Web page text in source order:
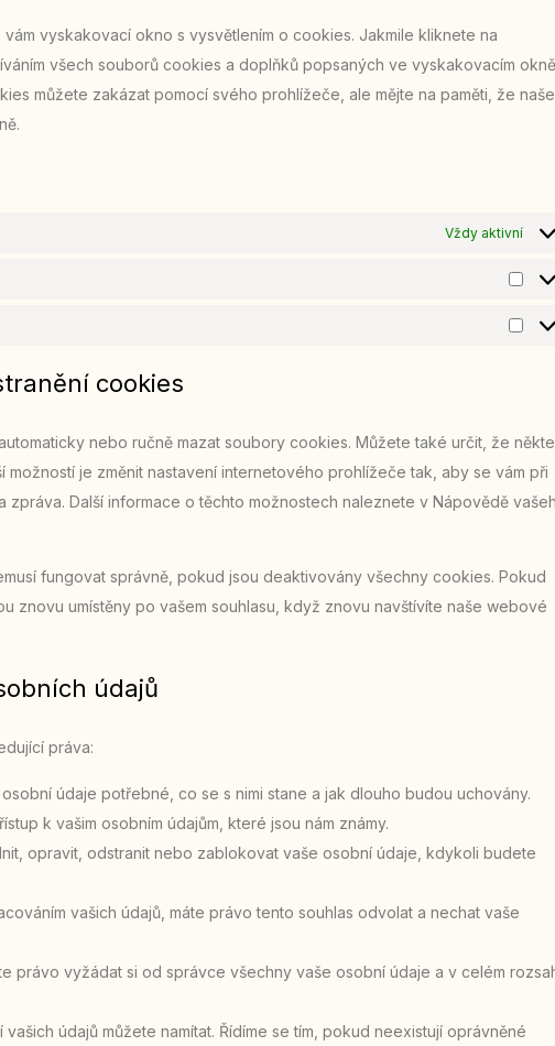
vyskakovací okno s vysvětlením o cookies. Jakmile kliknete na
všech souborů cookies a doplňků popsaných ve vyskakovacím
můžete zakázat pomocí svého prohlížeče, ale mějte na paměti, že naše
Vždy aktivní
cookies
nebo ručně mazat soubory cookies. Můžete také určit, že
možností je změnit nastavení internetového prohlížeče tak, aby se vám při
Další informace o těchto možnostech naleznete v Nápovědě
fungovat správně, pokud jsou deaktivovány všechny cookies. Pokud
znovu umístěny po vašem souhlasu, když znovu navštívíte naše webové
údajů
práva:
údaje potřebné, co se s nimi stane a jak dlouho budou uchovány.
k vašim osobním údajům, které jsou nám známy.
opravit, odstranit nebo zablokovat vaše osobní údaje, kdykoli budete
vašich údajů, máte právo tento souhlas odvolat a nechat vaše
právo vyžádat si od správce všechny vaše osobní údaje a v celém
údajů můžete namítat. Řídíme se tím, pokud neexistují oprávněné